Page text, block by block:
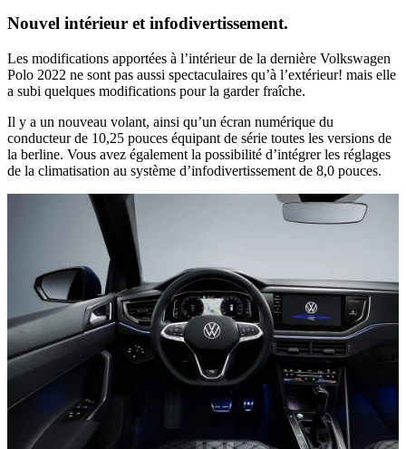
Nouvel intérieur et infodivertissement.
Les modifications apportées à l’intérieur de la dernière Volkswagen
Polo 2022 ne sont pas aussi spectaculaires qu’à l’extérieur! mais elle
a subi quelques modifications pour la garder fraîche.
Il y a un nouveau volant, ainsi qu’un écran numérique du
conducteur de 10,25 pouces équipant de série toutes les versions de
la berline. Vous avez également la possibilité d’intégrer les réglages
de la climatisation au système d’infodivertissement de 8,0 pouces.